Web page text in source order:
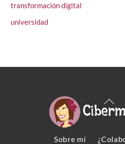
transformación digital
universidad
Back
To
Sobre mí